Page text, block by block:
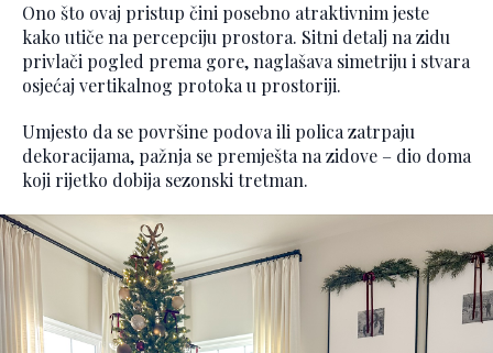
Ono što ovaj pristup čini posebno atraktivnim jeste
kako utiče na percepciju prostora. Sitni detalj na zidu
privlači pogled prema gore, naglašava simetriju i stvara
osjećaj vertikalnog protoka u prostoriji.
Umjesto da se površine podova ili polica zatrpaju
dekoracijama, pažnja se premješta na zidove – dio doma
koji rijetko dobija sezonski tretman.